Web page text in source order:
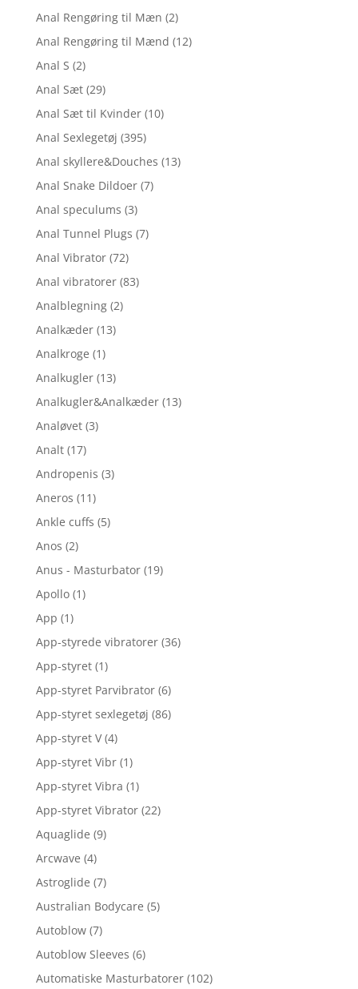
Anal Rengøring til Mæn (2)
Anal Rengøring til Mænd (12)
Anal S (2)
Anal Sæt (29)
Anal Sæt til Kvinder (10)
Anal Sexlegetøj (395)
Anal skyllere&Douches (13)
Anal Snake Dildoer (7)
Anal speculums (3)
Anal Tunnel Plugs (7)
Anal Vibrator (72)
Anal vibratorer (83)
Analblegning (2)
Analkæder (13)
Analkroge (1)
Analkugler (13)
Analkugler&Analkæder (13)
Analøvet (3)
Analt (17)
Andropenis (3)
Aneros (11)
Ankle cuffs (5)
Anos (2)
Anus - Masturbator (19)
Apollo (1)
App (1)
App-styrede vibratorer (36)
App-styret (1)
App-styret Parvibrator (6)
App-styret sexlegetøj (86)
App-styret V (4)
App-styret Vibr (1)
App-styret Vibra (1)
App-styret Vibrator (22)
Aquaglide (9)
Arcwave (4)
Astroglide (7)
Australian Bodycare (5)
Autoblow (7)
Autoblow Sleeves (6)
Automatiske Masturbatorer (102)